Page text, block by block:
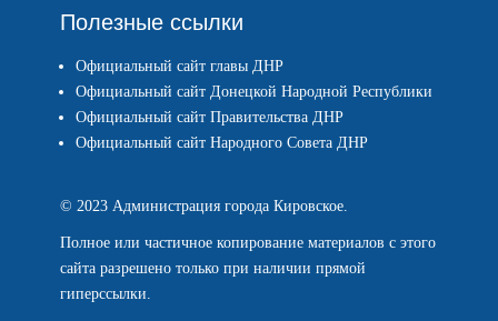
Полезные ссылки
Официальный сайт главы ДНР
Официальный сайт Донецкой Народной Республики
Официальный сайт Правительства ДНР
Официальный сайт Народного Совета ДНР
© 2023 Администрация города Кировское.
Полное или частичное копирование материалов с этого
сайта разрешено только при наличии прямой
гиперссылки.